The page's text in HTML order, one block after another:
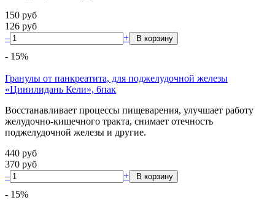
150 руб
126 руб
–
+
- 15%
Гранулы от панкреатита, для поджелудочной железы
«Цинилидань Кели», 6пак
Восстанавливает процессы пищеварения, улучшает работу
желудочно-кишечного тракта, снимает отечность
поджелудочной железы и другие.
440 руб
370 руб
–
+
- 15%